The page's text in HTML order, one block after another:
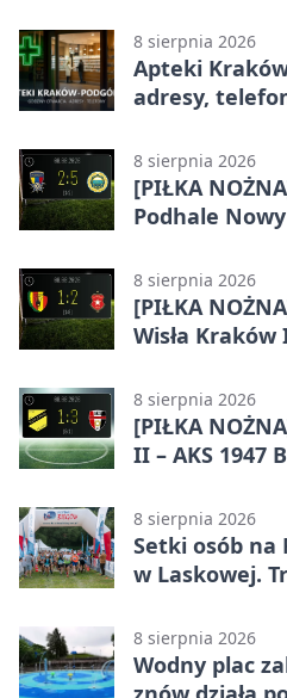
8 sierpnia 2026
Apteki
adresy,
8 sierpnia 2026
[PIŁKA
Podhale
efektownym
8 sierpnia 2026
[PIŁKA
Wisła
odwróciła losy
8 sierpnia 2026
[PIŁKA
II – AKS 1947
Liga Grupa 4
8 sierpnia 2026
Setki osób na
w Laskowej.
8 sierpnia 2026
Wodny plac